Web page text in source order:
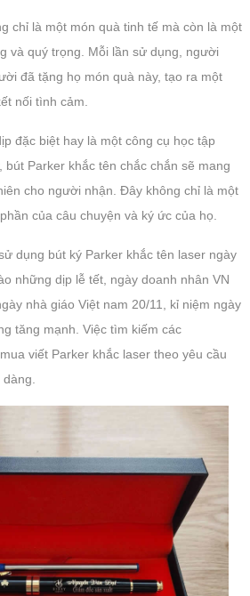
chỉ là một món quà tinh tế mà còn là một
và quý trọng. Mỗi lần sử dụng, người
đã tặng họ món quà này, tạo ra một
nối tình cảm.
đặc biệt hay là một công cụ học tập
bút Parker khắc tên chắc chắn sẽ mang
cho người nhận. Đây không chỉ là một
của câu chuyện và ký ức của họ.
dụng bút ký Parker khắc tên laser ngày
những dịp lễ tết, ngày doanh nhân VN
nhà giáo Việt nam 20/11, kỉ niệm ngày
tăng mạnh. Việc tìm kiếm các
viết Parker khắc laser theo yêu cầu